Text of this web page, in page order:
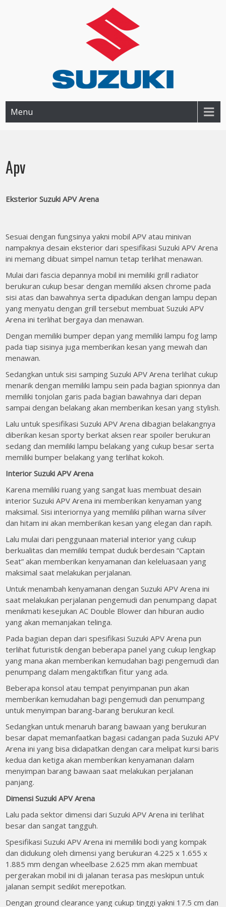
SUZUKI BANJAR BANJARMASIN
Menu
Apv
Eksterior Suzuki APV Arena
Sesuai dengan fungsinya yakni mobil APV atau minivan
nampaknya desain eksterior dari spesifikasi Suzuki APV Arena
ini memang dibuat simpel namun tetap terlihat menawan.
Mulai dari fascia depannya mobil ini memiliki grill radiator
berukuran cukup besar dengan memiliki aksen chrome pada
sisi atas dan bawahnya serta dipadukan dengan lampu depan
yang menyatu dengan grill tersebut membuat Suzuki APV
Arena ini terlihat bergaya dan menawan.
Dengan memiliki bumper depan yang memiliki lampu fog lamp
pada tiap sisinya juga memberikan kesan yang mewah dan
menawan.
Sedangkan untuk sisi samping Suzuki APV Arena terlihat cukup
menarik dengan memiliki lampu sein pada bagian spionnya dan
memiliki tonjolan garis pada bagian bawahnya dari depan
sampai dengan belakang akan memberikan kesan yang stylish.
Lalu untuk spesifikasi Suzuki APV Arena dibagian belakangnya
diberikan kesan sporty berkat aksen rear spoiler berukuran
sedang dan memiliki lampu belakang yang cukup besar serta
memiliki bumper belakang yang terlihat kokoh.
Interior Suzuki APV Arena
Karena memiliki ruang yang sangat luas membuat desain
interior Suzuki APV Arena ini memberikan kenyaman yang
maksimal. Sisi interiornya yang memiliki pilihan warna silver
dan hitam ini akan memberikan kesan yang elegan dan rapih.
Lalu mulai dari penggunaan material interior yang cukup
berkualitas dan memiliki tempat duduk berdesain “Captain
Seat” akan memberikan kenyamanan dan keleluasaan yang
maksimal saat melakukan perjalanan.
Untuk menambah kenyamanan dengan Suzuki APV Arena ini
saat melakukan perjalanan pengemudi dan penumpang dapat
menikmati kesejukan AC Double Blower dan hiburan audio
yang akan memanjakan telinga.
Pada bagian depan dari spesifikasi Suzuki APV Arena pun
terlihat futuristik dengan beberapa panel yang cukup lengkap
yang mana akan memberikan kemudahan bagi pengemudi dan
penumpang dalam mengaktifkan fitur yang ada.
Beberapa konsol atau tempat penyimpanan pun akan
memberikan kemudahan bagi pengemudi dan penumpang
untuk menyimpan barang-barang berukuran kecil.
Sedangkan untuk menaruh barang bawaan yang berukuran
besar dapat memanfaatkan bagasi cadangan pada Suzuki APV
Arena ini yang bisa didapatkan dengan cara melipat kursi baris
kedua dan ketiga akan memberikan kenyamanan dalam
menyimpan barang bawaan saat melakukan perjalanan
panjang.
Dimensi Suzuki APV Arena
Lalu pada sektor dimensi dari Suzuki APV Arena ini terlihat
besar dan sangat tangguh.
Spesifikasi Suzuki APV Arena ini memiliki bodi yang kompak
dan didukung oleh dimensi yang berukuran 4.225 x 1.655 x
1.885 mm dengan wheelbase 2.625 mm akan membuat
pergerakan mobil ini di jalanan terasa pas meskipun untuk
jalanan sempit sedikit merepotkan.
Dengan ground clearance yang cukup tinggi yakni 17.5 cm dan